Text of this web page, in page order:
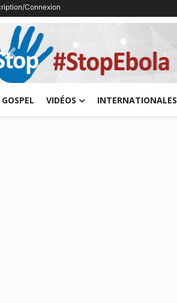
Connexion
Previous
GOSPEL VIDÉOS INTERNATIONALES